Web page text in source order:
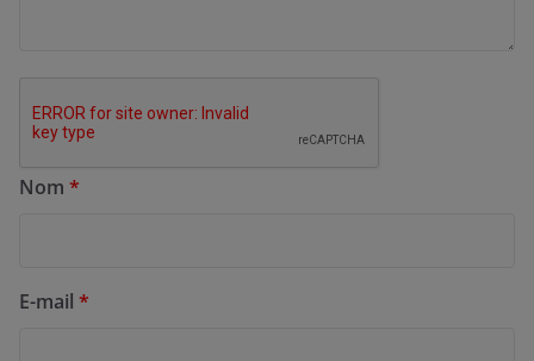
Nom *
E-mail *